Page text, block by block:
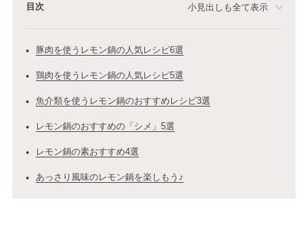
目次 小見出しも全て表示
豚肉を使うレモン鍋の人気レシピ6選
鶏肉を使うレモン鍋の人気レシピ5選
魚介類を使うレモン鍋のおすすめレシピ3選
レモン鍋のおすすめの「シメ」5選
レモン鍋の素おすすめ4選
あっさり風味のレモン鍋を楽しもう♪